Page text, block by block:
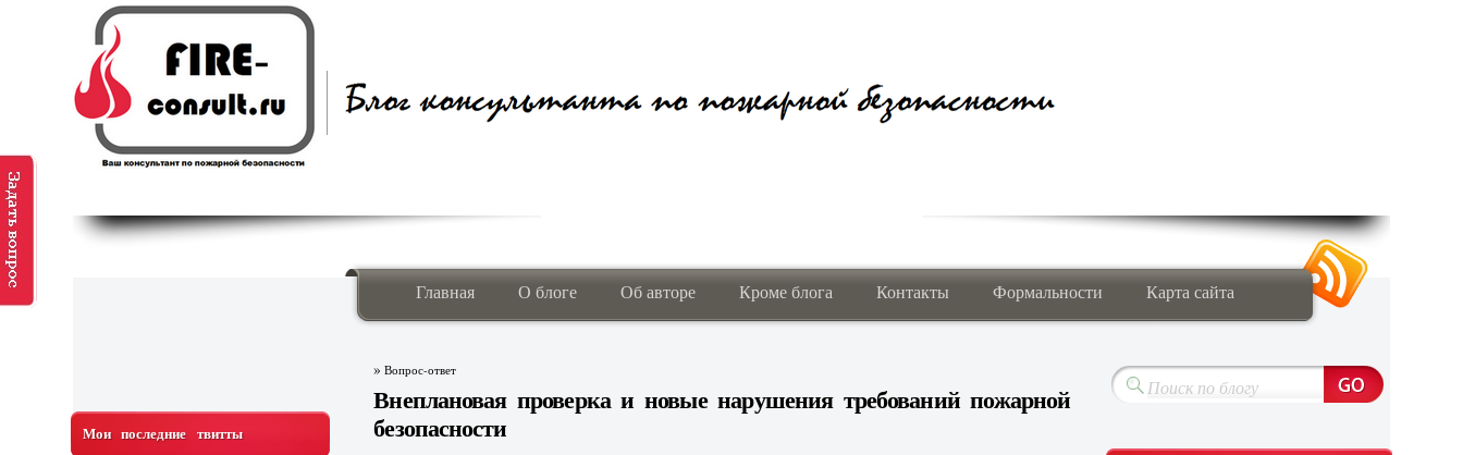
Главная О блоге Об авторе Кроме блога Контакты Формальности Карта сайта
»Вопрос-ответ
Внеплановая проверка и новые нарушения требований пожарной
безопасности
Мои последние твитты